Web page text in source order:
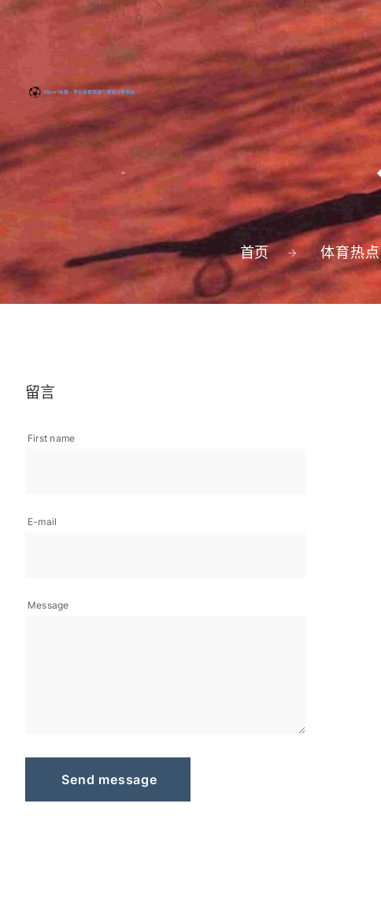
首页 体育热点
留言
First name
E-mail
Message
S d
Send message